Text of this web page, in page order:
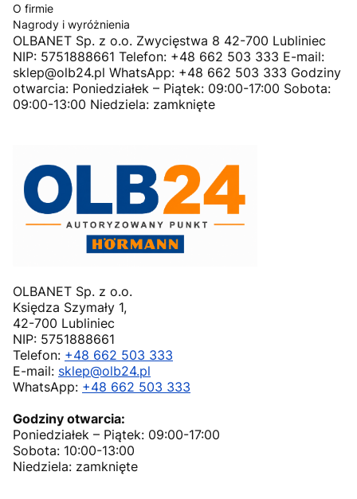
O firmie
Nagrody i wyróżnienia
OLBANET Sp. z o.o. Zwycięstwa 8 42-700 Lubliniec
NIP: 5751888661 Telefon: +48 662 503 333 E-mail:
sklep@olb24.pl WhatsApp: +48 662 503 333 Godziny
otwarcia: Poniedziałek – Piątek: 09:00-17:00 Sobota:
09:00-13:00 Niedziela: zamknięte
OLBANET Sp. z o.o.
Księdza Szymały 1,
42-700 Lubliniec
NIP: 5751888661
Telefon: +48 662 503 333
E-mail: sklep@olb24.pl
WhatsApp: +48 662 503 333
Godziny otwarcia:
Poniedziałek – Piątek: 09:00-17:00
Sobota: 10:00-13:00
Niedziela: zamknięte